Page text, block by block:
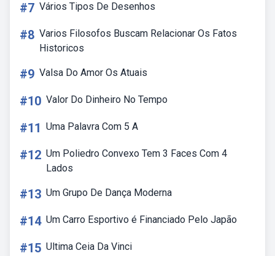
#7 Vários Tipos De Desenhos
#8 Varios Filosofos Buscam Relacionar Os Fatos
Historicos
#9 Valsa Do Amor Os Atuais
#10 Valor Do Dinheiro No Tempo
#11 Uma Palavra Com 5 A
#12 Um Poliedro Convexo Tem 3 Faces Com 4
Lados
#13 Um Grupo De Dança Moderna
#14 Um Carro Esportivo é Financiado Pelo Japão
#15 Ultima Ceia Da Vinci